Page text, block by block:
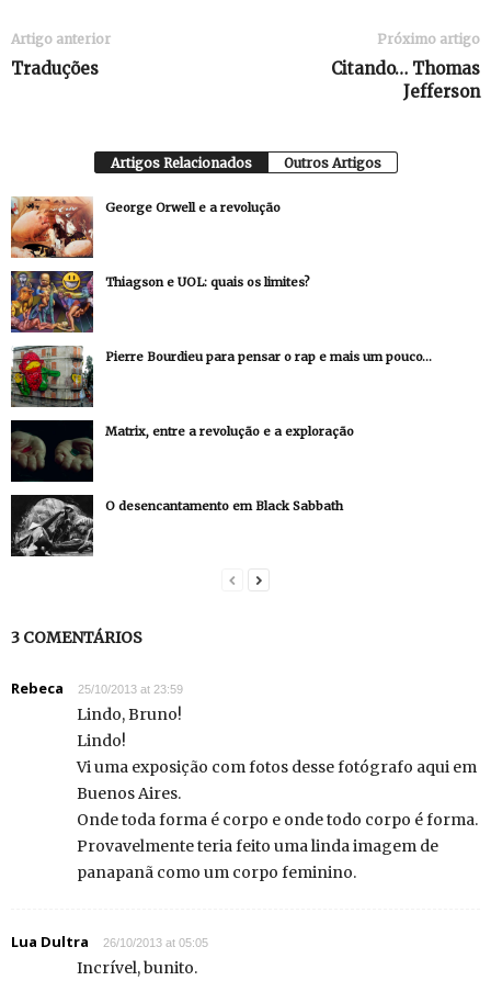
Artigo anterior
Traduções
Próximo artigo
Citando… Thomas
Jefferson
Artigos Relacionados Outros Artigos
George Orwell e a revolução
Thiagson e UOL: quais os limites?
Pierre Bourdieu para pensar o rap e mais um pouco…
Matrix, entre a revolução e a exploração
O desencantamento em Black Sabbath
3 COMENTÁRIOS
Rebeca 25/10/2013 at 23:59
Lindo, Bruno!
Lindo!
Vi uma exposição com fotos desse fotógrafo aqui em
Buenos Aires.
Onde toda forma é corpo e onde todo corpo é forma.
Provavelmente teria feito uma linda imagem de
panapanã como um corpo feminino.
Lua Dultra 26/10/2013 at 05:05
Incrível, bunito.